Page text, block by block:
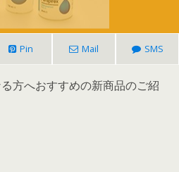
Pin Mail SMS
方へおすすめの新商品のご紹